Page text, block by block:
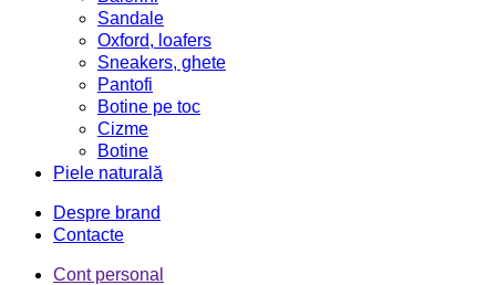
Sandale
Oxford, loafers
Sneakers, ghete
Pantofi
Botine pe toc
Cizme
Botine
Piele naturală
Despre brand
Contacte
Cont personal